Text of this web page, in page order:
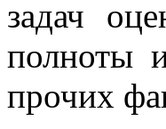
задач
полноты
прочих